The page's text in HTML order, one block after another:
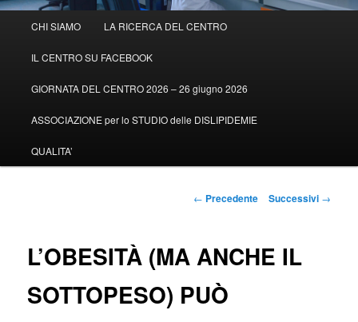
principale
Vai
al
contenuto
CHI SIAMO LA RICERCA DEL CENTRO
IL CENTRO SU FACEBOOK
GIORNATA DEL CENTRO 2026 – 26 giugno 2026
ASSOCIAZIONE per lo STUDIO delle DISLIPIDEMIE
QUALITA’
Navigazione
← Precedente Successivi →
L’OBESITÀ (MA ANCHE IL
SOTTOPESO) PUÒ